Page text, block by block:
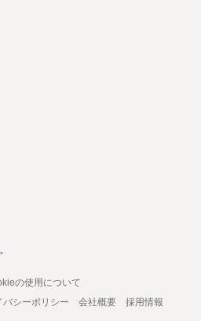
の使用について
バシーポリシー 会社概要
採用情報